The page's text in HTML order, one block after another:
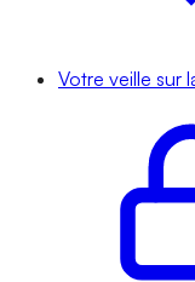
Votre veille sur